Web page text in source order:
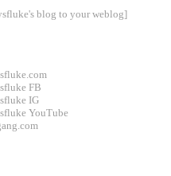
blog to your weblog]
FB
IG
YouTube